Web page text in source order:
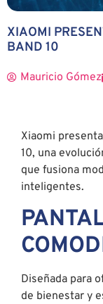
XIAOMI
BAND 10
Mauricio Gómez
Xiaomi
10, una
que fusiona
inteligentes.
Diseñada para
de bienestar y